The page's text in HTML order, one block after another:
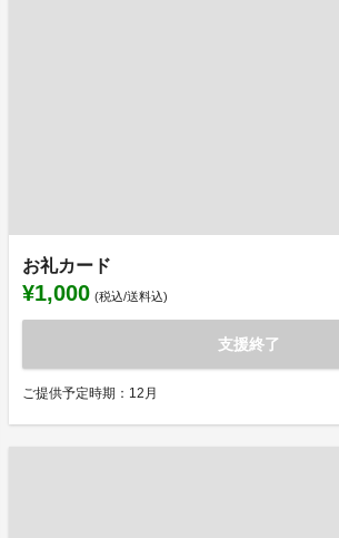
お礼カード
¥1,000 (税込/送料込)
支援終了
ご提供予定時期：12月